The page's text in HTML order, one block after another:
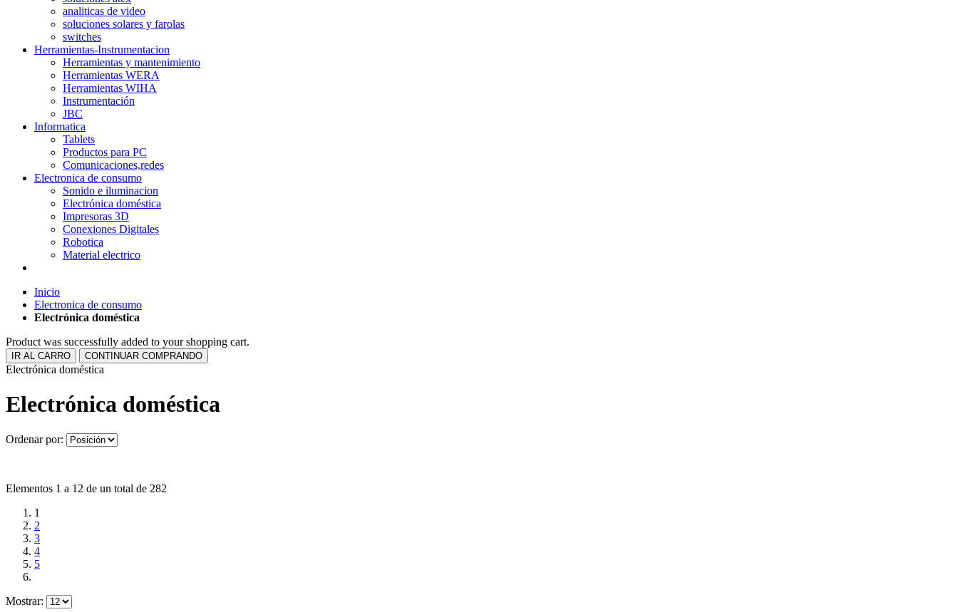
analiticas de video
soluciones solares y farolas
switches
Herramientas-Instrumentacion
Herramientas y mantenimiento
Herramientas WERA
Herramientas WIHA
Instrumentación
JBC
Informatica
Tablets
Productos para PC
Comunicaciones,redes
Electronica de consumo
Sonido e iluminacion
Electrónica doméstica
Impresoras 3D
Conexiones Digitales
Robotica
Material electrico
Inicio
Electronica de consumo
Electrónica doméstica
Product was successfully added to your shopping cart.
IR AL CARRO CONTINUAR COMPRANDO
Electrónica doméstica
Electrónica doméstica
Ordenar por:
Elementos 1 a 12 de un total de 282
1
2
3
4
5
Mostrar: